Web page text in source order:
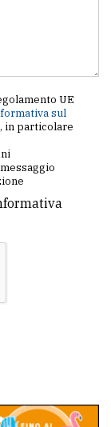
UE
sul
, in particolare